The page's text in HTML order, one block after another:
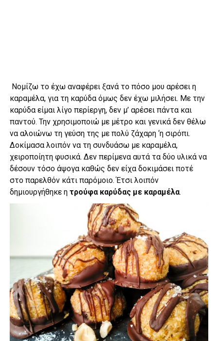
Νομίζω το έχω αναφέρει ξανά το πόσο μου αρέσει η
καραμέλα, για τη καρύδα όμως δεν έχω μιλήσει. Με την
καρύδα είμαι λίγο περίεργη, δεν μ’ αρέσει πάντα και
παντού. Την χρησιμοποιώ με μέτρο και γενικά δεν θέλω
να αλοιώνω τη γεύση της με πολύ ζάχαρη ‘η σιρόπι.
Δοκίμασα λοιπόν να τη συνδυάσω με καραμέλα,
χειροποίητη φυσικά. Δεν περίμενα αυτά τα δύο υλικά να
δέσουν τόσο άψογα καθώς δεν είχα δοκιμάσει ποτέ
στο παρελθόν κάτι παρόμοιο. Έτσι λοιπόν
δημιουργήθηκε η τρούφα καρύδας με καραμέλα.